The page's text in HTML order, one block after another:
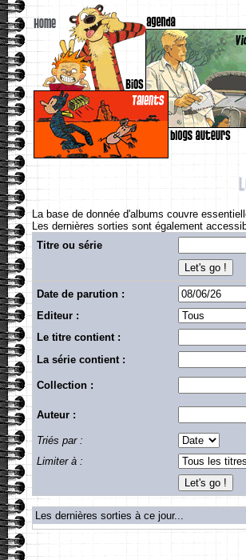
La base de donnée d'albums couvre
Les dernières sorties sont également
Titre ou série
Date de parution :
Editeur :
Le titre contient :
La série contient :
Collection :
Auteur :
Triés par :
Limiter à :
Les dernières sorties à ce jour...